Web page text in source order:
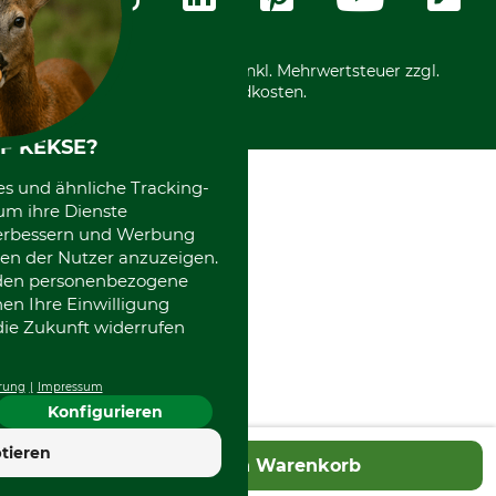
In den Warenkorb
International
*Alle Preise in Euro und inkl. Mehrwertsteuer zzgl.
Versandkosten.
KEKSE?
und ähnliche Tracking-
ihre Dienste
und Werbung
der Nutzer anzuzeigen.
personenbezogene
Ihre Einwilligung
Zukunft widerrufen
Impressum
Konfigurieren